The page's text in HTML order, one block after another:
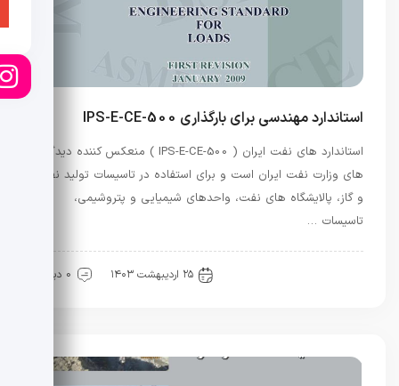
استاندارد مهندسی برای بارگذاری IPS-E-CE-500
استاندارد های نفت ایران ( IPS-E-CE-500 ) منعکس کننده دیدگاه
های وزارت نفت ایران است و برای استفاده در تاسیسات تولید نفت
و گاز، پالایشگاه های نفت، واحدهای شیمیایی و پتروشیمی،
تاسیسات …
۲۵ اردیبهشت ۱۴۰۳ 0 دیدگاه